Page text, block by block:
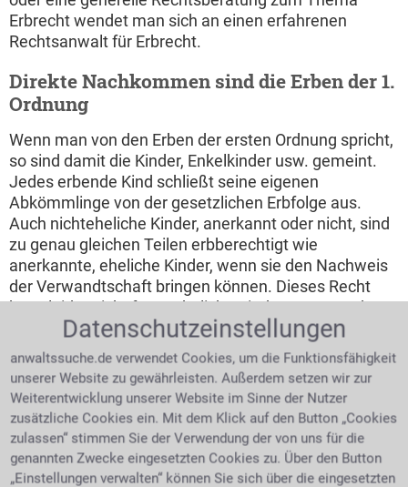
Erbrecht wendet man sich an einen erfahrenen
Rechtsanwalt für Erbrecht.
Direkte Nachkommen sind die Erben der 1.
Ordnung
Wenn man von den Erben der ersten Ordnung spricht,
so sind damit die Kinder, Enkelkinder usw. gemeint.
Jedes erbende Kind schließt seine eigenen
Abkömmlinge von der gesetzlichen Erbfolge aus.
Auch nichteheliche Kinder, anerkannt oder nicht, sind
zu genau gleichen Teilen erbberechtigt wie
anerkannte, eheliche Kinder, wenn sie den Nachweis
der Verwandtschaft bringen können. Dieses Recht
kann leider nicht für uneheliche Kinder angewandt
werden, die vor dem 01.07.1949 in den alten
Bundesländern geboren wurden. Bei Adoptionen erbt
das minderjährige, adoptierte Kind in vollem Umfang
wie ein leibliches Kind. Ein Erwachsener, der adoptiert
wird, kann allerdings nur seine Adoptiveltern beerben,
alle anderen Familienmitglieder der Adoptivfamilie
schließt das Erbrecht in diesem Fall aus. Stiefkinder
können nur per letztwilliger Verfügung Erben werden.
Datenschutzeinstellungen
anwaltssuche.de verwendet Cookies, um die Funktionsfähigkeit
unserer Website zu gewährleisten. Außerdem setzen wir zur
Weiterentwicklung unserer Website im Sinne der Nutzer
zusätzliche Cookies ein. Mit dem Klick auf den Button „Cookies
zulassen“ stimmen Sie der Verwendung der von uns für die
genannten Zwecke eingesetzten Cookies zu. Über den Button
„Einstellungen verwalten“ können Sie sich über die eingesetzten